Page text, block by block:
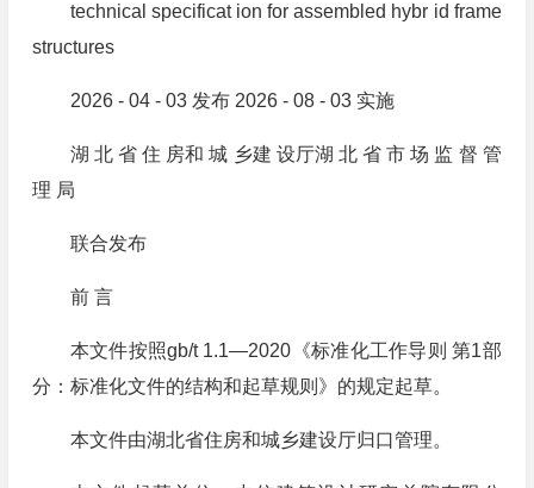
technical specificat ion for assembled hybr id frame
structures
2026 - 04 - 03 发布 2026 - 08 - 03 实施
湖 北 省 住 房和 城 乡建 设厅湖 北 省 市 场 监 督 管
理 局
联合发布
前 言
本文件按照gb/t 1.1—2020《标准化工作导则 第1部
分：标准化文件的结构和起草规则》的规定起草。
本文件由湖北省住房和城乡建设厅归口管理。